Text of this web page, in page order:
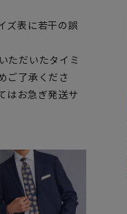
ズ表に若干の誤
ただいたタイミ
ご了承くださ
はお急ぎ発送サ